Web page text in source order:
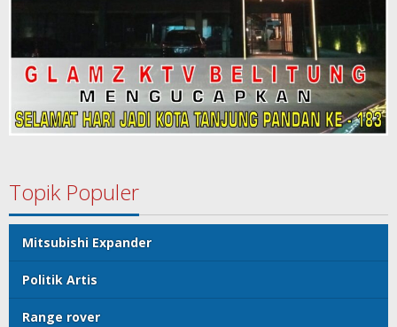
Topik Populer
Mitsubishi Expander
Politik Artis
Range rover